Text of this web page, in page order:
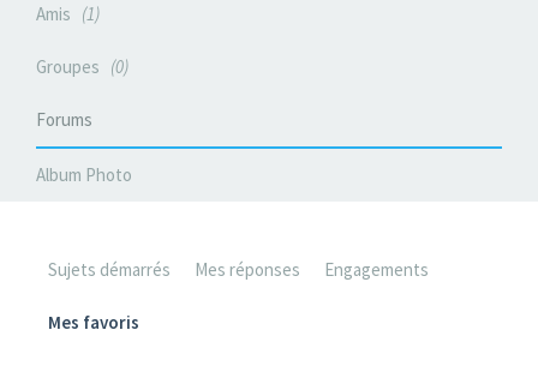
Amis 1
Groupes 0
Forums
Album Photo
Sujets démarrés Mes réponses Engagements
Mes favoris